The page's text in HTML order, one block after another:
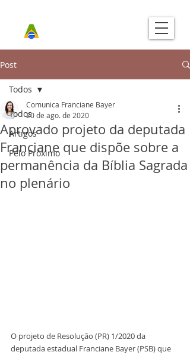
Post
Todos
Artigos
Pelo Próximo
Todos
Aprovado projeto da deputada
Franciane que dispõe sobre a
permanência da Bíblia Sagrada
no plenário
Comunica Franciane Bayer
20 de ago. de 2020
O projeto de Resolução (PR) 1/2020 da
deputada estadual Franciane Bayer (PSB) que